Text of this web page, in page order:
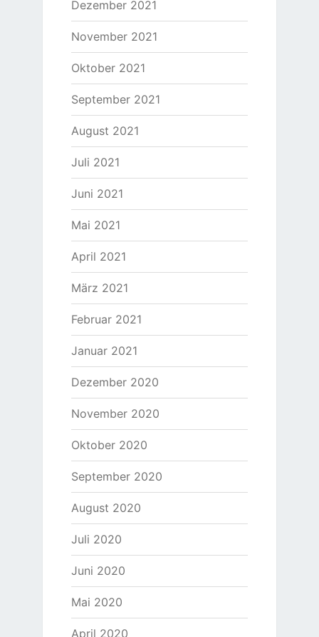
Dezember 2021
November 2021
Oktober 2021
September 2021
August 2021
Juli 2021
Juni 2021
Mai 2021
April 2021
März 2021
Februar 2021
Januar 2021
Dezember 2020
November 2020
Oktober 2020
September 2020
August 2020
Juli 2020
Juni 2020
Mai 2020
April 2020